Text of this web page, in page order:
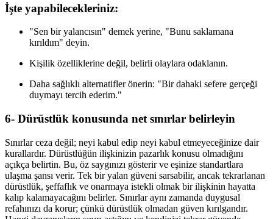
İşte yapabilecekleriniz:
"Sen bir yalancısın" demek yerine, "Bunu saklamana
kırıldım" deyin.
Kişilik özelliklerine değil, belirli olaylara odaklanın.
Daha sağlıklı alternatifler önerin: "Bir dahaki sefere gerçeği
duymayı tercih ederim."
6- Dürüstlük konusunda net sınırlar belirleyin
Sınırlar ceza değil; neyi kabul edip neyi kabul etmeyeceğinize dair
kurallardır. Dürüstlüğün ilişkinizin pazarlık konusu olmadığını
açıkça belirtin. Bu, öz saygınızı gösterir ve eşinize standartlara
ulaşma şansı verir. Tek bir yalan güveni sarsabilir, ancak tekrarlanan
dürüstlük, şeffaflık ve onarmaya istekli olmak bir ilişkinin hayatta
kalıp kalamayacağını belirler. Sınırlar aynı zamanda duygusal
refahınızı da korur; çünkü dürüstlük olmadan güven kırılgandır.